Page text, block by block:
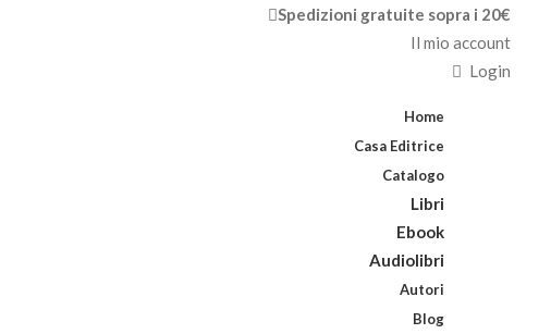
Spedizioni gratuite sopra i 20€
Il mio account
Login
Home
Casa Editrice
Catalogo
Libri
Ebook
Audiolibri
Autori
Blog